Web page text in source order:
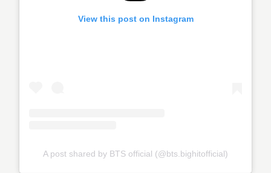
View this post on Instagram
A post shared by BTS official (@bts.bighitofficial)